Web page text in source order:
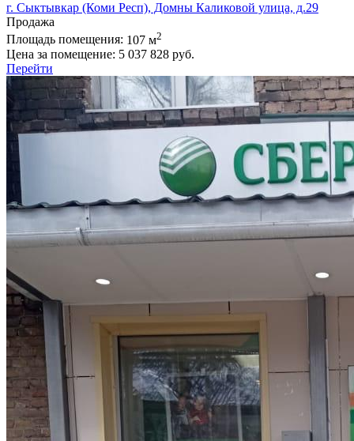
г. Сыктывкар (Коми Респ), Домны Каликовой улица, д.29
Продажа
Площадь помещения: 107 м2
Цена за помещение: 5 037 828 руб.
Перейти